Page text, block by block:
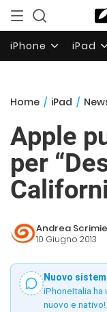
iPhone iPad
Home / iPad /
Apple
per
Andrea
10 Giugno 2013
Nuovo
iPhoneItalia
nuovo e